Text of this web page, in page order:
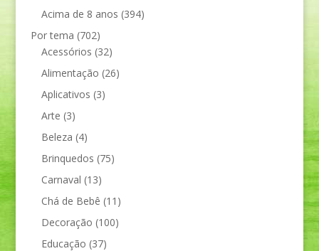
Acima de 8 anos (394)
Por tema (702)
Acessórios (32)
Alimentação (26)
Aplicativos (3)
Arte (3)
Beleza (4)
Brinquedos (75)
Carnaval (13)
Chá de Bebê (11)
Decoração (100)
Educação (37)